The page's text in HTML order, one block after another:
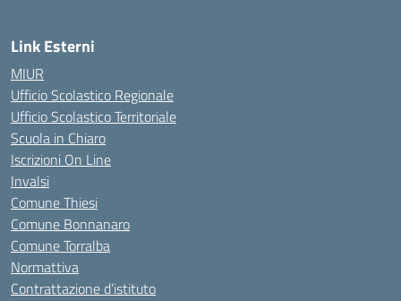
Link Esterni
MIUR
Ufficio Scolastico Regionale
Ufficio Scolastico Territoriale
Scuola in Chiaro
Iscrizioni On Line
Invalsi
Comune Thiesi
Comune Bonnanaro
Comune Torralba
Normattiva
Contrattazione d’istituto